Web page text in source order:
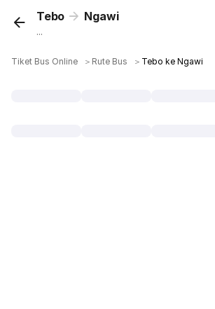
Tebo Ngawi
...
Tiket Bus Online ＞ Rute Bus ＞ Tebo ke Ngawi